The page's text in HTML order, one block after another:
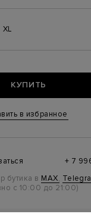
XL
КУПИТЬ
в избранное
+ 7
бутика в MAX,
с 10:00 до 21:00)